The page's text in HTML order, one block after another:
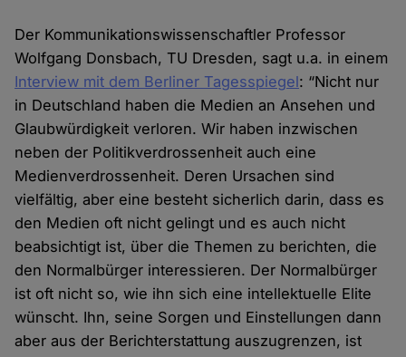
Der Kommunikationswissenschaftler Professor
Wolfgang Donsbach, TU Dresden, sagt u.a. in einem
Interview mit dem Berliner Tagesspiegel: “Nicht nur
in Deutschland haben die Medien an Ansehen und
Glaubwürdigkeit verloren. Wir haben inzwischen
neben der Politikverdrossenheit auch eine
Medienverdrossenheit. Deren Ursachen sind
vielfältig, aber eine besteht sicherlich darin, dass es
den Medien oft nicht gelingt und es auch nicht
beabsichtigt ist, über die Themen zu berichten, die
den Normalbürger interessieren. Der Normalbürger
ist oft nicht so, wie ihn sich eine intellektuelle Elite
wünscht. Ihn, seine Sorgen und Einstellungen dann
aber aus der Berichterstattung auszugrenzen, ist